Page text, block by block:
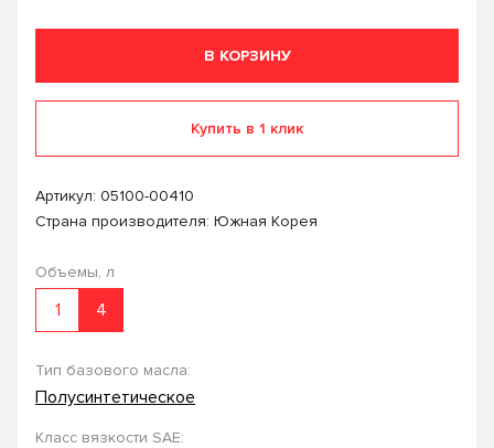
В КОРЗИНУ
Купить в 1 клик
Артикул: 05100-00410
Страна производителя: Южная Корея
Объемы, л
1 4
Тип базового масла:
Полусинтетическое
Класс вязкости SAE: